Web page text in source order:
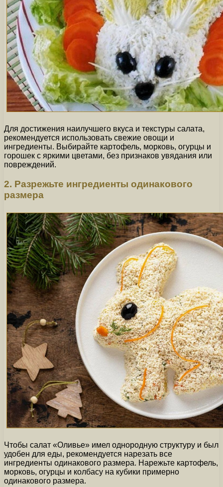
Для достижения наилучшего вкуса и текстуры салата,
рекомендуется использовать свежие овощи и
ингредиенты. Выбирайте картофель, морковь, огурцы и
горошек с яркими цветами, без признаков увядания или
повреждений.
2. Разрежьте ингредиенты одинакового
размера
Чтобы салат «Оливье» имел однородную структуру и был
удобен для еды, рекомендуется нарезать все
ингредиенты одинакового размера. Нарежьте картофель,
морковь, огурцы и колбасу на кубики примерно
одинакового размера.